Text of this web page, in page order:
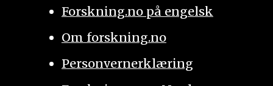
Forskning.no på engelsk
Om forskning.no
Personvernerklæring